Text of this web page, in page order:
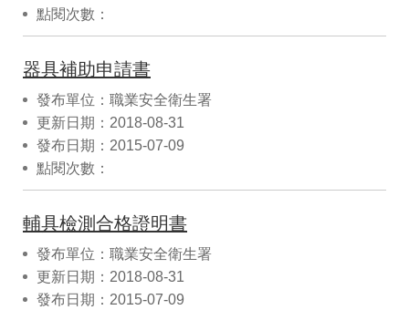
點閱次數：
器具補助申請書
發布單位：職業安全衛生署
更新日期：2018-08-31
發布日期：2015-07-09
點閱次數：
輔具檢測合格證明書
發布單位：職業安全衛生署
更新日期：2018-08-31
發布日期：2015-07-09